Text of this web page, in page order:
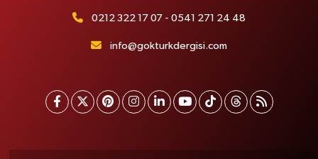
0212 322 17 07 - 0541 271 24 48
info@gokturkdergisi.com